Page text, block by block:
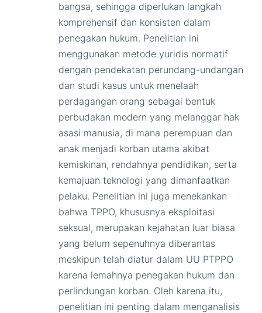
bangsa, sehingga diperlukan langkah
komprehensif dan konsisten dalam
penegakan hukum. Penelitian ini
menggunakan metode yuridis normatif
dengan pendekatan perundang-undangan
dan studi kasus untuk menelaah
perdagangan orang sebagai bentuk
perbudakan modern yang melanggar hak
asasi manusia, di mana perempuan dan
anak menjadi korban utama akibat
kemiskinan, rendahnya pendidikan, serta
kemajuan teknologi yang dimanfaatkan
pelaku. Penelitian ini juga menekankan
bahwa TPPO, khususnya eksploitasi
seksual, merupakan kejahatan luar biasa
yang belum sepenuhnya diberantas
meskipun telah diatur dalam UU PTPPO
karena lemahnya penegakan hukum dan
perlindungan korban. Oleh karena itu,
penelitian ini penting dalam menganalisis